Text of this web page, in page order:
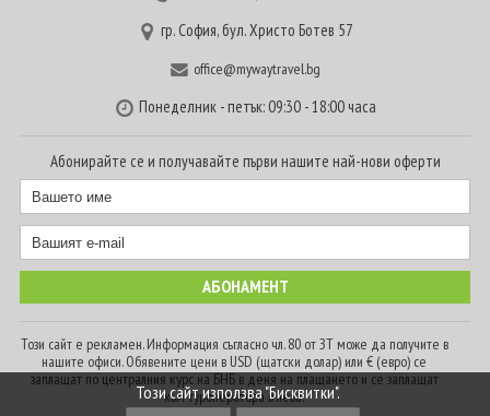
гр. София, бул. Христо Ботев 57
office@mywaytravel.bg
Понеделник - петък: 09:30 - 18:00 часа
Абонирайте се и получавайте първи нашите най-нови оферти
Този сайт е рекламен. Информация съгласно чл. 80 от ЗТ може да получите в
нашите офиси. Обявените цени в USD (щатски долар) или € (евро) се
заплащат по централния курс на БНБ в деня на плащането и се заплащат
към туроператора в лева.
Този сайт използва "Бисквитки".